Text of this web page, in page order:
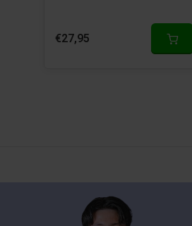
€27,95